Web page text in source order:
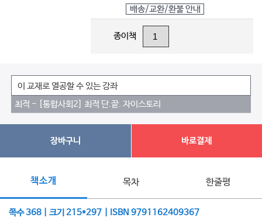
배송/교환/환불 안내
종이책
이 교재로 열공할 수 있는 강좌
최적 - [통합사회2] 최적 단.끝. 자이스토리
장바구니 바로결제
책소개 목차 한줄평
쪽수 368 | 크기 215*297 | ISBN 9791162409367